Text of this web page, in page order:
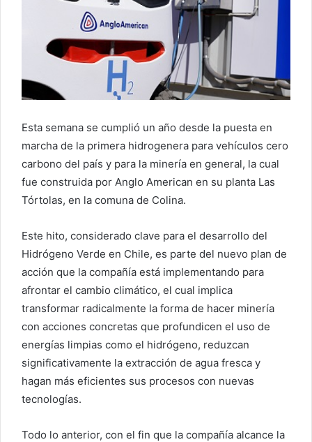
Esta semana se cumplió un año desde la puesta en
marcha de la primera hidrogenera para vehículos cero
carbono del país y para la minería en general, la cual
fue construida por Anglo American en su planta Las
Tórtolas, en la comuna de Colina.
Este hito, considerado clave para el desarrollo del
Hidrógeno Verde en Chile, es parte del nuevo plan de
acción que la compañía está implementando para
afrontar el cambio climático, el cual implica
transformar radicalmente la forma de hacer minería
con acciones concretas que profundicen el uso de
energías limpias como el hidrógeno, reduzcan
significativamente la extracción de agua fresca y
hagan más eficientes sus procesos con nuevas
tecnologías.
Todo lo anterior, con el fin que la compañía alcance la